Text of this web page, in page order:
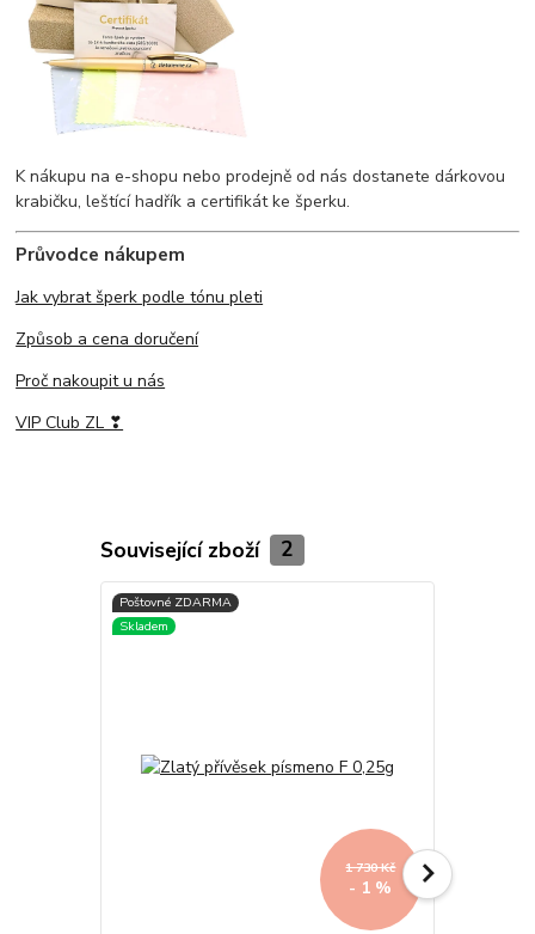
K nákupu na e-shopu nebo prodejně od nás dostanete dárkovou
krabičku, leštící hadřík a certifikát ke šperku.
Průvodce nákupem
Jak vybrat šperk podle tónu pleti
Způsob a cena doručení
Proč nakoupit u nás
VIP Club ZL ❣
Související zboží 2
1 730 Kč
- 1 %